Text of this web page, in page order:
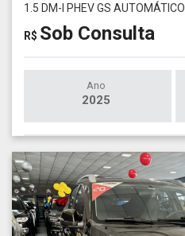
1.5 DM-I PHEV GS AUTOMÁTICO
R$ Sob Consulta
Ano
2025